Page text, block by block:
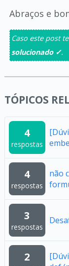
Abraços e
Caso este post
solucionado ✓.
TÓPICOS
4
respostas
4
respostas
não
3
respostas
2